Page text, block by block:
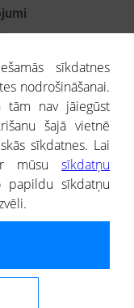
raksturs, un tai nav
regulējuma, kā arī
sīkdatnes
nodrošināšanai.
tām nav jāiegūst
šajā vietnē
sīkdatnes. Lai
mūsu sīkdatņu
papildu sīkdatņu